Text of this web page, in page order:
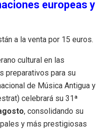
europeas y
a la venta por 15 euros.
cultural en las
preparativos para su
de Música Antigua y
celebrará su 31ª
, consolidando su
y más prestigiosas